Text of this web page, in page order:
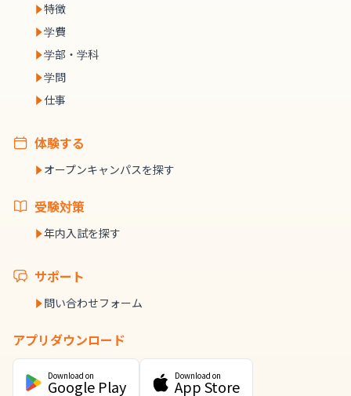
特徴
学費
学部・学科
学問
仕事
体験する
オープンキャンパスを探す
受験対策
年内入試を探す
サポート
問い合わせフォーム
アプリダウンロード
Download on
Google Play
Download on
App Store